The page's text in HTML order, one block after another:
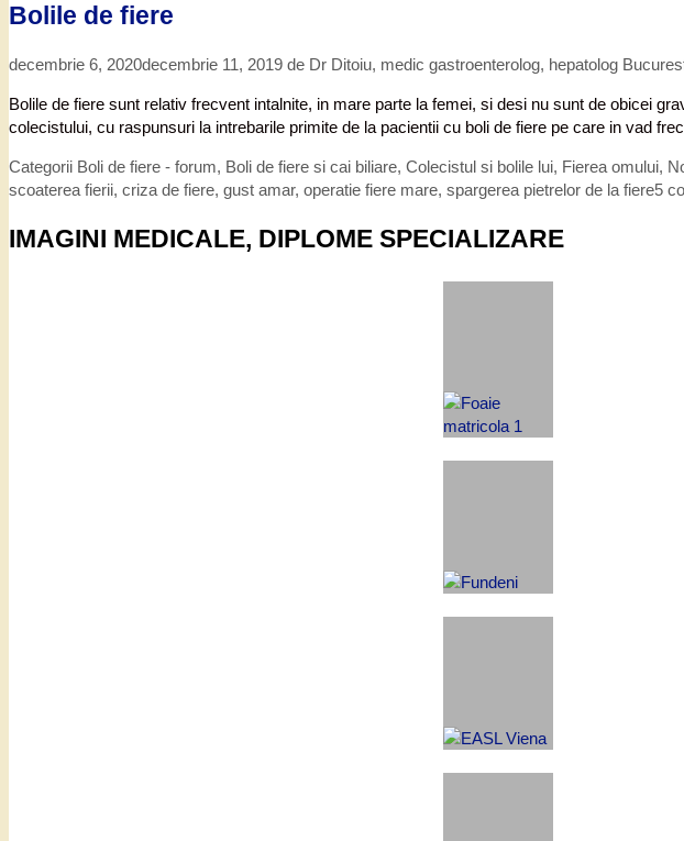
Bolile de fiere
decembrie 6, 2020decembrie 11, 2019 de Dr Ditoiu, medic gastroenterolog, hepatolog
Bolile de fiere sunt relativ frecvent intalnite, in mare parte la femei, si desi nu sunt de obicei
colecistului, cu raspunsuri la intrebarile primite de la pacientii cu boli de fiere pe care in vad
Categorii Boli de fiere - forum, Boli de fiere si cai biliare, Colecistul si bolile lui, Fierea omului,
scoaterea fierii, criza de fiere, gust amar, operatie fiere mare, spargerea pietrelor de la fiere5
IMAGINI MEDICALE, DIPLOME SPECIALIZARE